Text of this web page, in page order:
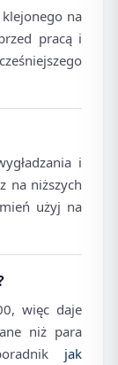
na
pracą i
i
na niższych
użyj na
więc daje
niż para
jak